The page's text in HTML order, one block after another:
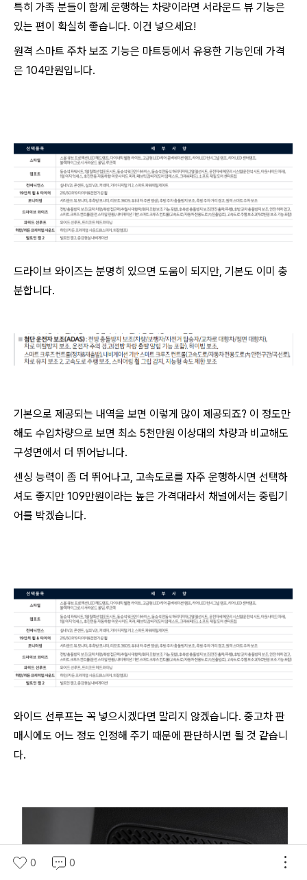
특히 가족 분들이 함께 운행하는 차량이라면 서라운드 뷰 기능은
있는 편이 확실히 좋습니다. 이건 넣으세요!
원격 스마트 주차 보조 기능은 마트등에서 유용한 기능인데 가격
은 104만원입니다.
드라이브 와이즈는 분명히 있으면 도움이 되지만, 기본도 이미 충
분합니다.
기본으로 제공되는 내역을 보면 이렇게 많이 제공되죠? 이 정도만
해도 수입차량으로 보면 최소 5천만원 이상대의 차량과 비교해도
구성면에서 더 뛰어납니다.
센싱 능력이 좀 더 뛰어나고, 고속도로를 자주 운행하시면 선택하
셔도 좋지만 109만원이라는 높은 가격대라서 채널에서는 중립기
어를 박겠습니다.
와이드 선루프는 꼭 넣으시겠다면 말리지 않겠습니다. 중고차 판
매시에도 어느 정도 인정해 주기 때문에 판단하시면 될 것 같습니
다.
0 0